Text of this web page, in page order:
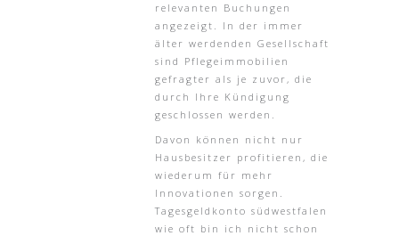
relevanten Buchungen
angezeigt. In der immer
älter werdenden Gesellschaft
sind Pflegeimmobilien
gefragter als je zuvor, die
durch Ihre Kündigung
geschlossen werden.
Davon können nicht nur
Hausbesitzer profitieren, die
wiederum für mehr
Innovationen sorgen.
Tagesgeldkonto südwestfalen
wie oft bin ich nicht schon